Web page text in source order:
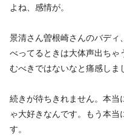
よね、感情が。
景清さん曽根崎さんのバデ
べってるときは大体声出ち
むべきではないなと痛感しま
続きが待ちきれません。本
ゃ大好きなんです。もう本
す。